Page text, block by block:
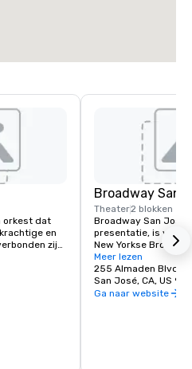
orkest dat
en
zijn
is er
en de
van onze
Broadway San
Theater2 blokken
Broadway San Jose,
presentatie, is waar
New Yorkse
vindt. Of je nu hier
bezoekt, Broadway
shows die je wilt
Meer lezen
255 Almaden Blvd
San José, CA, US
Ga naar website